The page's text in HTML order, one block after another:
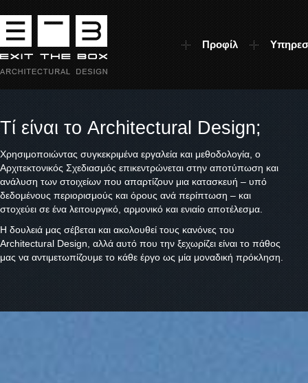
Προφίλ
Τί είναι το Architectural Design;
Χρησιμοποιώντας συγκεκριμένα εργαλεία και μεθοδολογία, ο
Αρχιτεκτονικός Σχεδιασμός επικεντρώνεται στην αποτύπωση και
ανάλυση των στοιχείων που απαρτίζουν μια κατασκευή – υπό
δεδομένους περιορισμούς και όρους ανά περίπτωση – και
στοχεύει σε ένα λειτουργικό, αρμονικό και ενιαίο αποτέλεσμα.
Η δουλειά μας σέβεται και ακολουθεί τους κανόνες του
Architectural Design, αλλά αυτό που την ξεχωρίζει είναι το πάθος
μας να αντιμετωπίζουμε το κάθε έργο ως μία μοναδική πρόκληση.